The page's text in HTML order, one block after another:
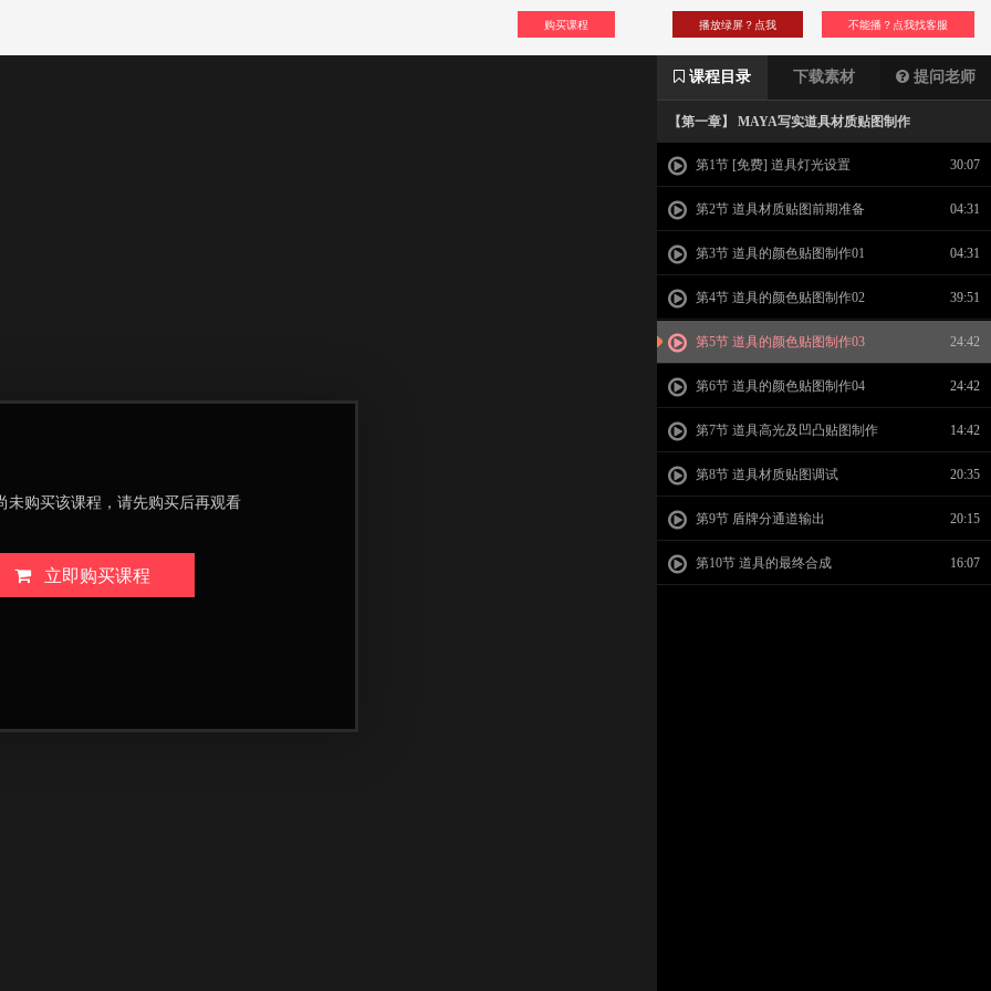
购买课程 不能播？点我找客服
播放绿屏？点我
课程目录 下载素材 提问老师
【第一章】 MAYA写实道具材质贴图制作
第1节 [免费] 道具灯光设置 30:07
第2节 道具材质贴图前期准备 04:31
第3节 道具的颜色贴图制作01 04:31
第4节 道具的颜色贴图制作02 39:51
第5节 道具的颜色贴图制作03 24:42
第6节 道具的颜色贴图制作04 24:42
第7节 道具高光及凹凸贴图制作 14:42
第8节 道具材质贴图调试 20:35
第9节 盾牌分通道输出 20:15
第10节 道具的最终合成 16:07
未购买该课程，请先购买后再观看
立即购买课程